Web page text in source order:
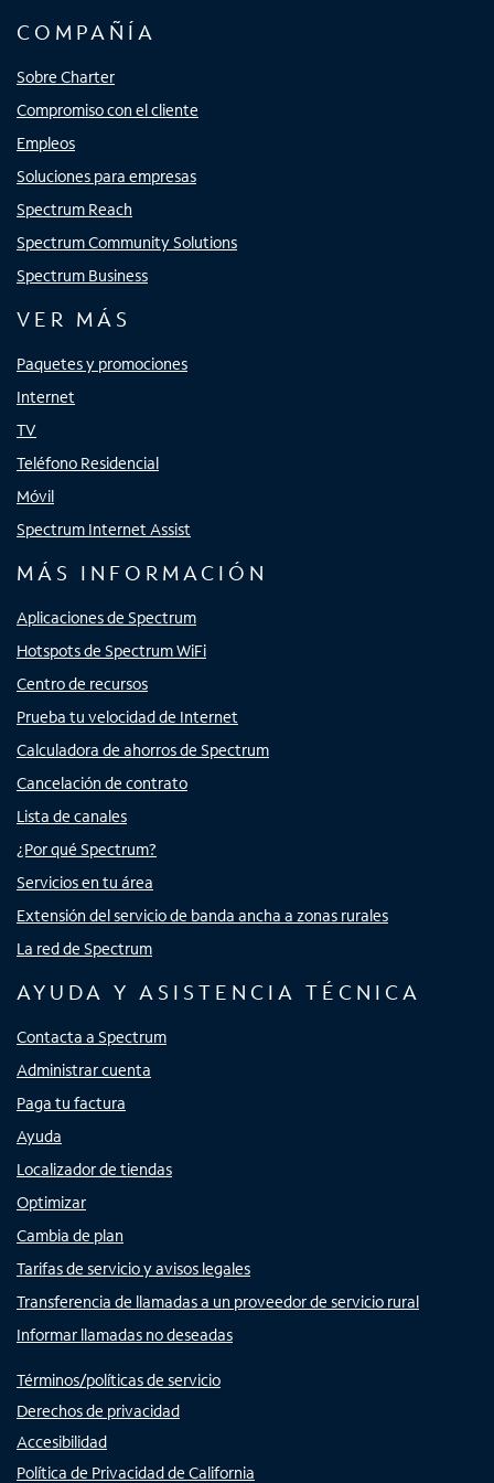
COMPAÑÍA
Sobre Charter
Compromiso con el cliente
Empleos
Soluciones para empresas
Spectrum Reach
Spectrum Community Solutions
Spectrum Business
VER MÁS
Paquetes y promociones
Internet
TV
Teléfono Residencial
Móvil
Spectrum Internet Assist
MÁS INFORMACIÓN
Aplicaciones de Spectrum
Hotspots de Spectrum WiFi
Centro de recursos
Prueba tu velocidad de Internet
Calculadora de ahorros de Spectrum
Cancelación de contrato
Lista de canales
¿Por qué Spectrum?
Servicios en tu área
Extensión del servicio de banda ancha a zonas rurales
La red de Spectrum
AYUDA Y ASISTENCIA TÉCNICA
Contacta a Spectrum
Administrar cuenta
Paga tu factura
Ayuda
Localizador de tiendas
Optimizar
Cambia de plan
Tarifas de servicio y avisos legales
Transferencia de llamadas a un proveedor de servicio rural
Informar llamadas no deseadas
Términos/políticas de servicio
Derechos de privacidad
Accesibilidad
Política de Privacidad de California